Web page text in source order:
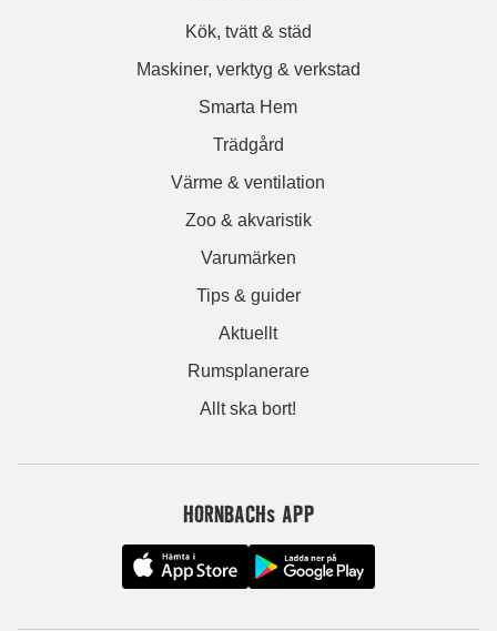
Kök, tvätt & städ
Maskiner, verktyg & verkstad
Smarta Hem
Trädgård
Värme & ventilation
Zoo & akvaristik
Varumärken
Tips & guider
Aktuellt
Rumsplanerare
Allt ska bort!
HORNBACHs APP